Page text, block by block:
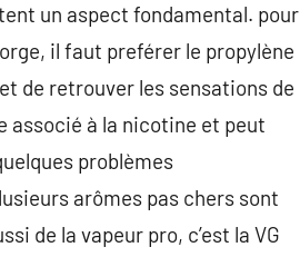
un aspect fondamental. pour
il faut preférer le propylène
de retrouver les sensations de
associé à la nicotine et peut
problèmes
arômes pas chers sont
de la vapeur pro, c’est la VG